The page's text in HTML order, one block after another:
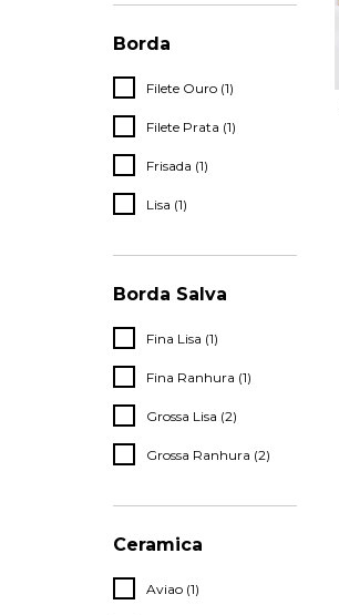
Borda
Filete Ouro (1)
Filete Prata (1)
Frisada (1)
Lisa (1)
Borda Salva
Fina Lisa (1)
Fina Ranhura (1)
Grossa Lisa (2)
Grossa Ranhura (2)
Ceramica
Aviao (1)